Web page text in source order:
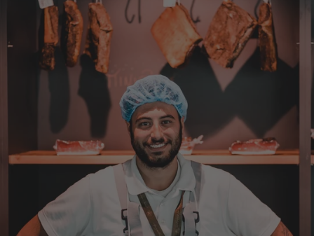
Eine super Qualität, klasse im Geschmack,
werde wieder bestellen....bin sehr zufrieden
4.8.2026
Verifizierter Kunde
Die Qualität ist super und der Geschmack ist
wie in den Dolomieten.
4.8.2026
Hans Joerg
Verifizierter Kunde
Über die Produkte brauchen wir nicht zu
diskutieren, soweit schon probiert alles